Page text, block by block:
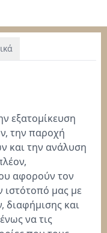
εξατομίκευση
την παροχή
και την ανάλυση
αφορούν τον
ιστότοπό μας με
διαφήμισης και
να τις